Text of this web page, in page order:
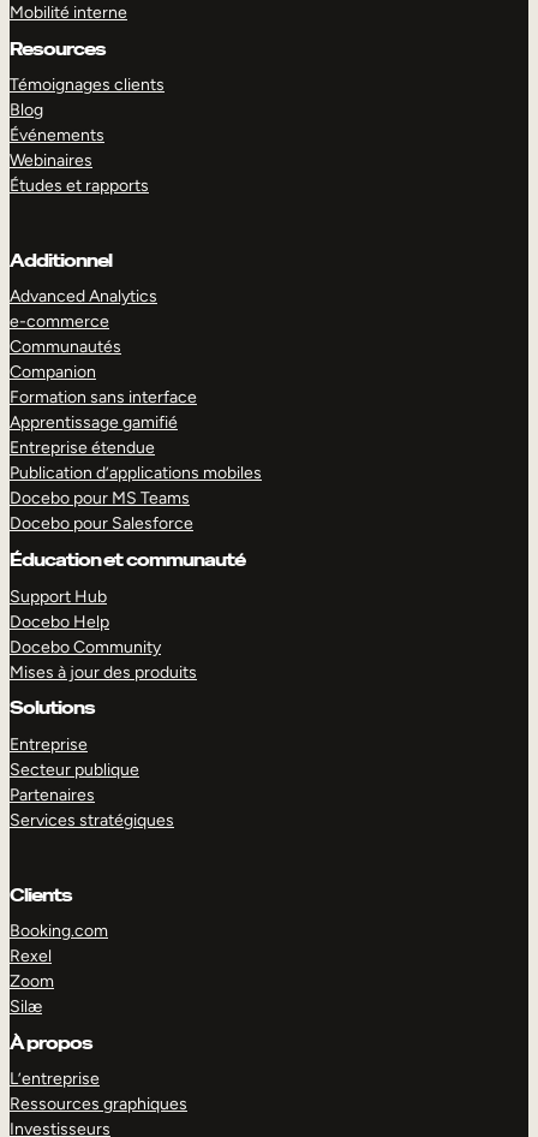
Mobilité interne
Resources
Témoignages clients
Blog
Événements
Webinaires
Études et rapports
Additionnel
Advanced Analytics
e-commerce
Communautés
Companion
Formation sans interface
Apprentissage gamifié
Entreprise étendue
Publication d’applications mobiles
Docebo pour MS Teams
Docebo pour Salesforce
Éducation et communauté
Support Hub
Docebo Help
Docebo Community
Mises à jour des produits
Solutions
Entreprise
Secteur publique
Partenaires
Services stratégiques
Clients
Booking.com
Rexel
Zoom
Silæ
À propos
L’entreprise
Ressources graphiques
Investisseurs